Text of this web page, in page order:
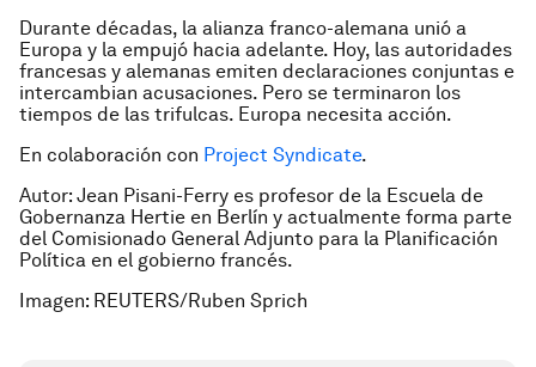
Durante décadas, la alianza franco-alemana unió a
Europa y la empujó hacia adelante. Hoy, las autoridades
francesas y alemanas emiten declaraciones conjuntas e
intercambian acusaciones. Pero se terminaron los
tiempos de las trifulcas. Europa necesita acción.
En colaboración con Project Syndicate.
Autor: Jean Pisani-Ferry es profesor de la Escuela de
Gobernanza Hertie en Berlín y actualmente forma parte
del Comisionado General Adjunto para la Planificación
Política en el gobierno francés.
Imagen: REUTERS/Ruben Sprich